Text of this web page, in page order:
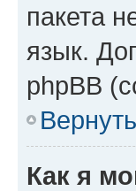
пакета
язык.
phpBB
Как я